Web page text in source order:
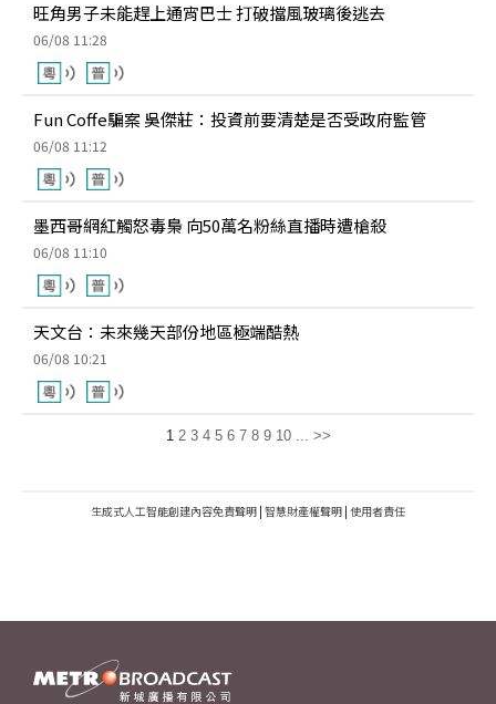
旺角男子未能趕上通宵巴士 打破擋風玻璃後逃去
06/08 11:28
Fun Coffe騙案 吳傑莊：投資前要清楚是否受政府監管
06/08 11:12
墨西哥網紅觸怒毒梟 向50萬名粉絲直播時遭槍殺
06/08 11:10
天文台：未來幾天部份地區極端酷熱
06/08 10:21
1 2 3 4 5 6 7 8 9 10 ... >>
生成式人工智能創建內容免責聲明 | 智慧財產權聲明 | 使用者責任